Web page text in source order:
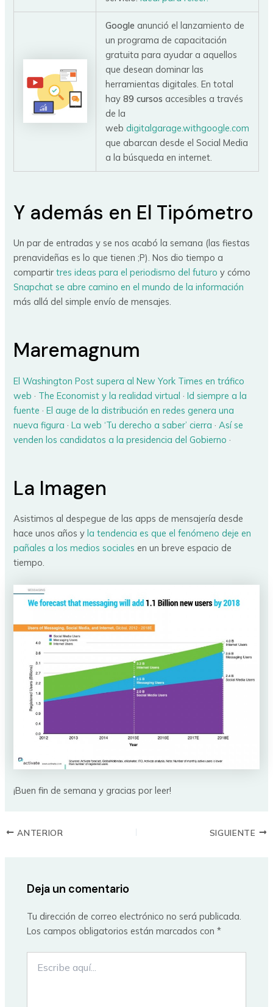
Google anunció el lanzamiento de
un programa de capacitación
gratuita para ayudar a aquellos
que desean dominar las
herramientas digitales. En total
hay89 cursos accesibles a través
de la
webdigitalgarage.withgoogle.com
que abarcan desde el Social Media
a la búsqueda en internet.
Y además en El Tipómetro
Un par de entradas y se nos acabó la semana (las fiestas
prenavideñas es lo que tienen ;P). Nos dio tiempo a
compartirtres ideas para el periodismo del futuro y cómo
Snapchat se abre camino en el mundo de la información
más allá del simple envío de mensajes.
Maremagnum
El Washington Post supera al New York Times en tráfico
web · The Economist y la realidad virtual ·Id siempre a la
fuente ·El auge de la distribución en redes genera una
nueva figura ·La web ‘Tu derecho a saber’ cierra ·Así se
venden los candidatos a la presidencia del Gobierno ·
La Imagen
Asistimos al despegue de las apps de mensajería desde
hace unos años y la tendencia es que el fenómeno deje en
pañales a los medios sociales en un breve espacio de
tiempo.
¡Buen fin de semana y gracias por leer!
ANTERIOR SIGUIENTE
Deja un comentario
Tu dirección de correo electrónico no será publicada.
Los campos obligatorios están marcados con*
aquí...